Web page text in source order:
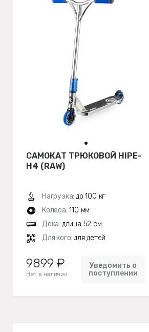
САМОКАТ ТРЮКОВОЙ HIPE-
H4 (RAW)
Нагрузка: до 100 кг
Колеса: 110 мм
Дека: длина 52 см
Для кого: для детей
9899 ₽
Нет в наличии
Уведомить о
поступлении